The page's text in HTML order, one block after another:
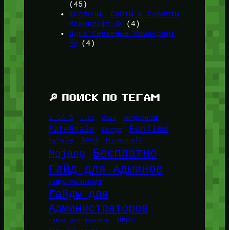
(45)
Шаблоны, Сайты и Скрипты
Майнкрафт ⚙️ (4)
Ядра Серверов Майнкрафт
🚰(4)
🔎 ПОИСК ПО ТЕГАМ
1.16.5 1.21 2026 BungeeHost
FateRealm Forge FunTime
HyTale Java Minecraft
Mojang Бесплатно
Гайд для Админов
Гайды Майнкрафт
Гайды для
Администраторов
Гайды для админов Игры